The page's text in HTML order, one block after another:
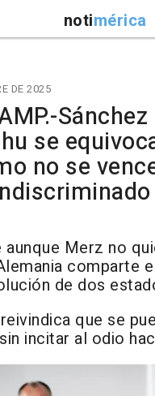
notimérica
DE 2025
se
no se
aunque Merz no
comparte
de dos
que se
incitar al odio